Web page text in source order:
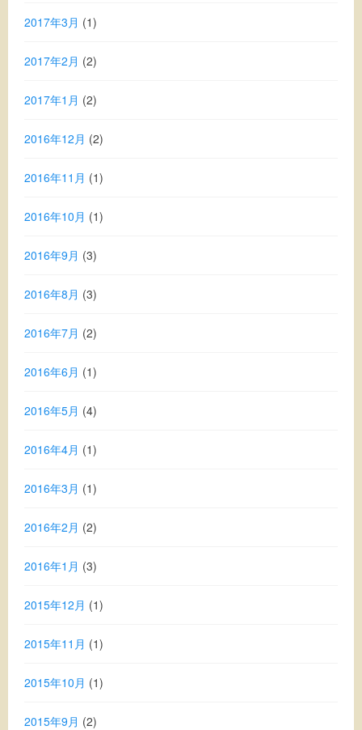
2017年3月 (1)
2017年2月 (2)
2017年1月 (2)
2016年12月 (2)
2016年11月 (1)
2016年10月 (1)
2016年9月 (3)
2016年8月 (3)
2016年7月 (2)
2016年6月 (1)
2016年5月 (4)
2016年4月 (1)
2016年3月 (1)
2016年2月 (2)
2016年1月 (3)
2015年12月 (1)
2015年11月 (1)
2015年10月 (1)
2015年9月 (2)